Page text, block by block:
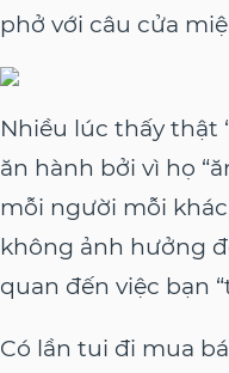
phở với câu cửa
Nhiều lúc thấy thật
ăn hành bởi vì họ
mỗi người mỗi
không ảnh hưởng
quan đến việc bạn
Có lần tui đi mua